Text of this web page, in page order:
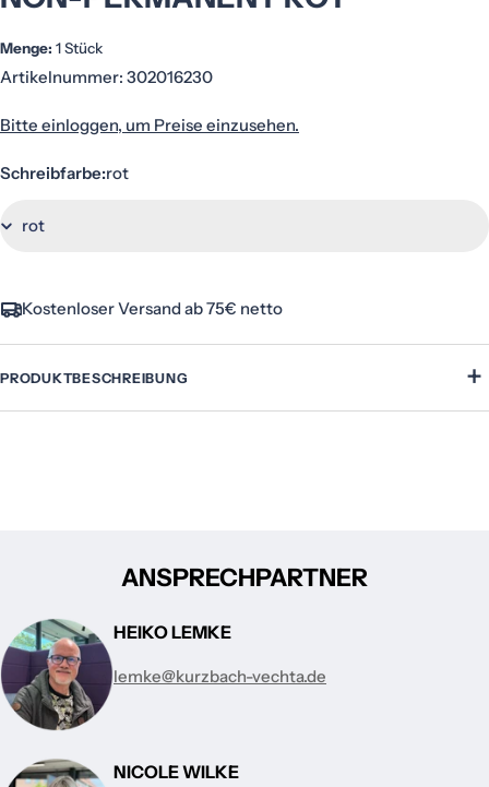
Menge: 1 Stück
Artikelnummer: 302016230
Bitte einloggen, um Preise einzusehen.
Schreibfarbe:rot
Kostenloser Versand ab 75€ netto
PRODUKTBESCHREIBUNG +
ANSPRECHPARTNER
HEIKO LEMKE
lemke@kurzbach-vechta.de
NICOLE WILKE